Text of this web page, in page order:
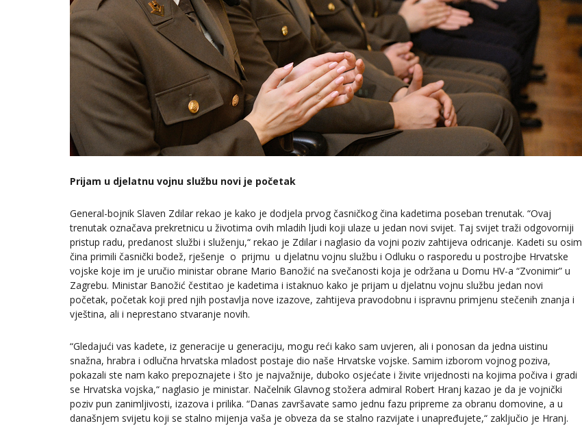
Prijam u djelatnu vojnu službu novi je početak
General-bojnik Slaven Zdilar rekao je kako je dodjela prvog časničkog čina kadetima poseban trenutak. “Ovaj
trenutak označava prekretnicu u životima ovih mladih ljudi koji ulaze u jedan novi svijet. Taj svijet traži odgovorniji
pristup radu, predanost službi i služenju,“ rekao je Zdilar i naglasio da vojni poziv zahtijeva odricanje. Kadeti su osim
čina primili časnički bodež, rješenje o prijmu u djelatnu vojnu službu i Odluku o rasporedu u postrojbe Hrvatske
vojske koje im je uručio ministar obrane Mario Banožić na svečanosti koja je održana u Domu HV-a “Zvonimir” u
Zagrebu. Ministar Banožić čestitao je kadetima i istaknuo kako je prijam u djelatnu vojnu službu jedan novi
početak, početak koji pred njih postavlja nove izazove, zahtijeva pravodobnu i ispravnu primjenu stečenih znanja i
vještina, ali i neprestano stvaranje novih.
“Gledajući vas kadete, iz generacije u generaciju, mogu reći kako sam uvjeren, ali i ponosan da jedna uistinu
snažna, hrabra i odlučna hrvatska mladost postaje dio naše Hrvatske vojske. Samim izborom vojnog poziva,
pokazali ste nam kako prepoznajete i što je najvažnije, duboko osjećate i živite vrijednosti na kojima počiva i gradi
se Hrvatska vojska,“ naglasio je ministar. Načelnik Glavnog stožera admiral Robert Hranj kazao je da je vojnički
poziv pun zanimljivosti, izazova i prilika. “Danas završavate samo jednu fazu pripreme za obranu domovine, a u
današnjem svijetu koji se stalno mijenja vaša je obveza da se stalno razvijate i unapređujete,“ zaključio je Hranj.